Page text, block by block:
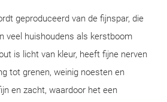
geproduceerd van de fijnspar, die
veel huishoudens als kerstboom
is licht van kleur, heeft fijne nerven
tot grenen, weinig noesten en
en zacht, waardoor het een